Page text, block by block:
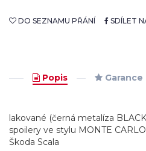
DO SEZNAMU PŘÁNÍ SDÍLET
Popis Garance
lakované (černá metalíza
spoilery ve stylu MONTE
Škoda Scala